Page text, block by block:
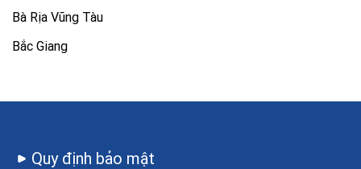
Bà Rịa Vũng Tàu
Bắc Giang
Quy định bảo mật